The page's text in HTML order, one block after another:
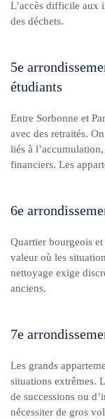
L’accès difficile aux
des déchets.
5e
étudiants
Entre Sorbonne et
avec des retraités.
liés à
financiers. Les
6e
Quartier bourgeois
valeur où les
nettoyage exige
anciens.
7e
Les grands
situations extrêmes.
de successions ou
nécessiter de gros